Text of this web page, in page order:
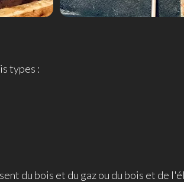
types :
du bois et du gaz ou du bois et de